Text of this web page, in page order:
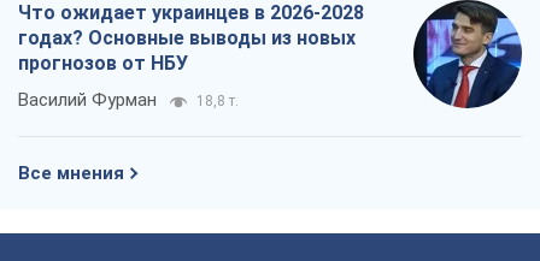
Что ожидает украинцев в 2026-2028
годах? Основные выводы из новых
прогнозов от НБУ
Василий Фурман 18,8 т.
Все мнения